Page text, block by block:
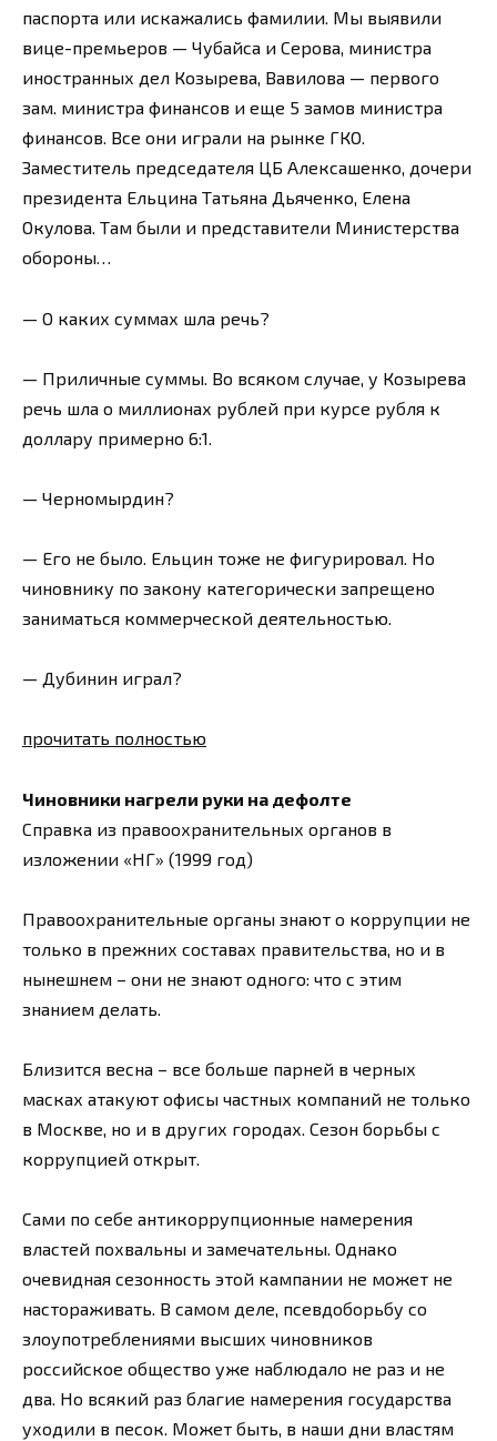
паспорта или искажались фамилии. Мы выявили
вице-премьеров — Чубайса и Серова, министра
иностранных дел Козырева, Вавилова — первого
зам. министра финансов и еще 5 замов министра
финансов. Все они играли на рынке ГКО.
Заместитель председателя ЦБ Алексашенко, дочери
президента Ельцина Татьяна Дьяченко, Елена
Окулова. Там были и представители Министерства
обороны…
— О каких суммах шла речь?
— Приличные суммы. Во всяком случае, у Козырева
речь шла о миллионах рублей при курсе рубля к
доллару примерно 6:1.
— Черномырдин?
— Его не было. Ельцин тоже не фигурировал. Но
чиновнику по закону категорически запрещено
заниматься коммерческой деятельностью.
— Дубинин играл?
прочитать полностью
Чиновники нагрели руки на дефолте
Справка из правоохранительных органов в
изложении «НГ» (1999 год)
Правоохранительные органы знают о коррупции не
только в прежних составах правительства, но и в
нынешнем – они не знают одного: что с этим
знанием делать.
Близится весна – все больше парней в черных
масках атакуют офисы частных компаний не только
в Москве, но и в других городах. Сезон борьбы с
коррупцией открыт.
Сами по себе антикоррупционные намерения
властей похвальны и замечательны. Однако
очевидная сезонность этой кампании не может не
настораживать. В самом деле, псевдоборьбу со
злоупотреблениями высших чиновников
российское общество уже наблюдало не раз и не
два. Но всякий раз благие намерения государства
уходили в песок. Может быть, в наши дни властям